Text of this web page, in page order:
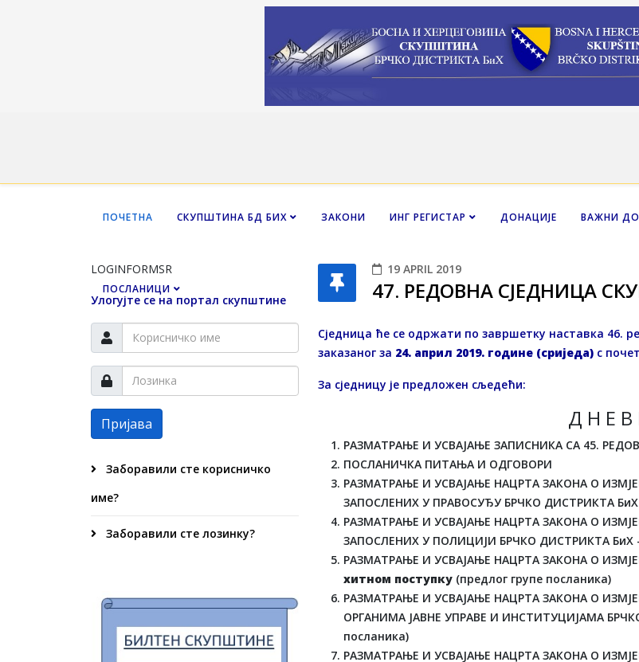
ПОЧЕТНА СКУПШТИНА БД БИХ ЗАКОНИ ИНГ РЕГИСТАР ДОНАЦИЈЕ ВАЖНИ
ПОСЛАНИЦИ
LOGINFORMSR
Улогујте се на портал скупштине
Пријава
Заборавили сте корисничко
име?
Заборавили сте лозинку?
19 APRIL 2019
47. РЕДОВНA СЈЕДНИЦA
Сједница ће се одржати по завршетку наставка 46.
заказаног за 24. април 2019. године (сриједа) с
За сједницу је предложен сљедећи:
Д Н Е
РАЗМАТРАЊЕ И УСВАЈАЊЕ ЗАПИСНИКА СА 45.
ПОСЛАНИЧКА ПИТАЊА И ОДГОВОРИ
РАЗМАТРАЊЕ И УСВАЈАЊЕ НАЦРТА ЗАКОНА О
ЗАПОСЛЕНИХ У ПРАВОСУЂУ БРЧКО ДИСТРИКТА БиХ
РАЗМАТРАЊЕ И УСВАЈАЊЕ НАЦРТА ЗАКОНА О
ЗАПОСЛЕНИХ У ПОЛИЦИЈИ БРЧКО ДИСТРИКТА БиХ
РАЗМАТРАЊЕ И УСВАЈАЊЕ НАЦРТА ЗАКОНА О
хитном поступку (предлог групе посланика)
РАЗМАТРАЊЕ И УСВАЈАЊЕ НАЦРТА ЗАКОНА О
ОРГАНИМА ЈАВНЕ УПРАВЕ И ИНСТИТУЦИЈАМА
посланика)
РАЗМАТРАЊЕ И УСВАЈАЊЕ НАЦРТА ЗАКОНА О